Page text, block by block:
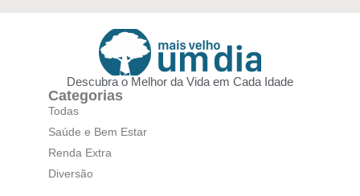
Descubra o Melhor da Vida em Cada Idade
Categorias
Todas
Saúde e Bem Estar
Renda Extra
Diversão